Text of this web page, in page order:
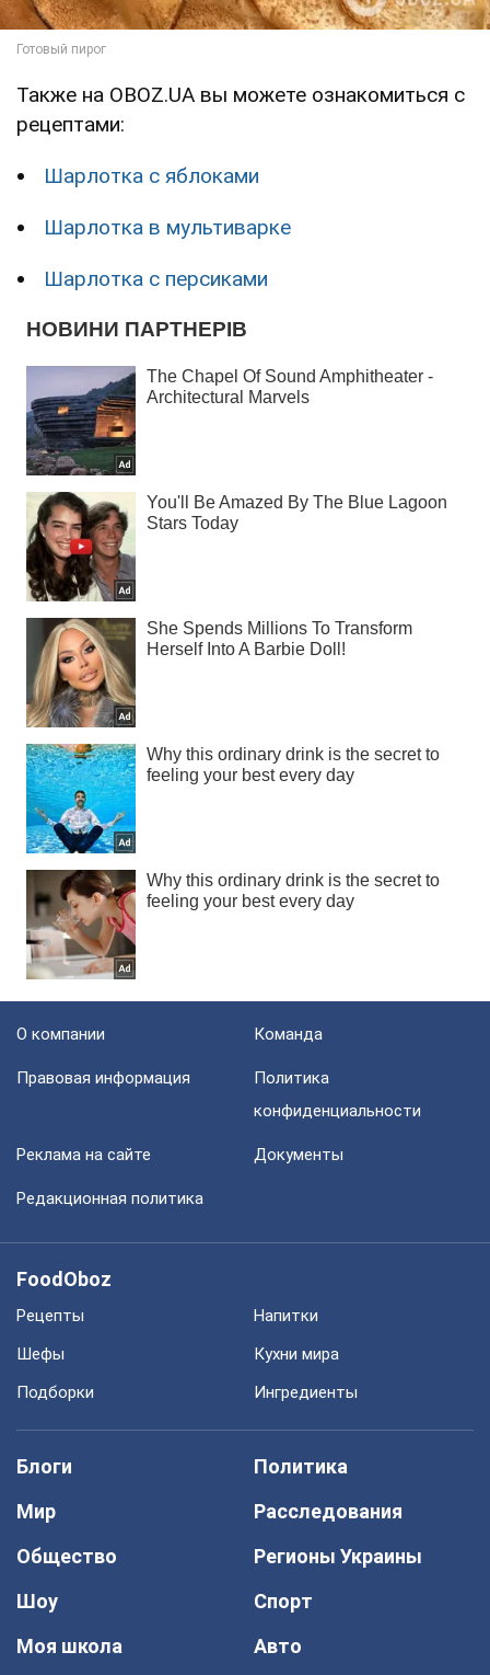
Также на OBOZ.UA вы можете ознакомиться с
рецептами:
Шарлотка с яблоками
Шарлотка в мультиварке
Шарлотка с персиками
О компании Команда
Правовая информация
Политика
конфиденциальности
Реклама на сайте Документы
Редакционная политика
FoodOboz
Рецепты
Напитки
Шефы
Кухни мира
Подборки
Ингредиенты
Блоги
Политика
Мир
Расследования
Общество
Регионы Украины
Шоу
Спорт
Моя школа
Авто